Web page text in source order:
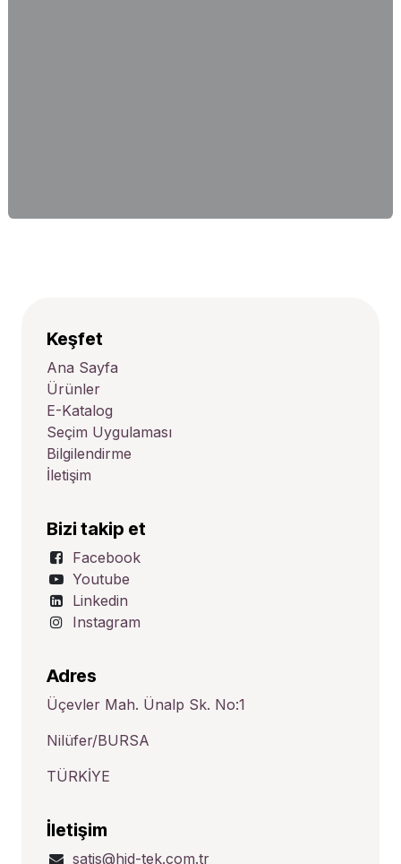
Keşfet
Ana Sayfa
Ürünler
E-Katalog
Seçim Uygulaması
Bilgilendirme
İletişim
Bizi takip et
Facebook
Youtube
Linkedin
Instagram
Adres
Üçevler Mah. Ünalp Sk. No:1
Nilüfer/BURSA
TÜRKİYE
İletişim
satis@hid-tek.com.tr